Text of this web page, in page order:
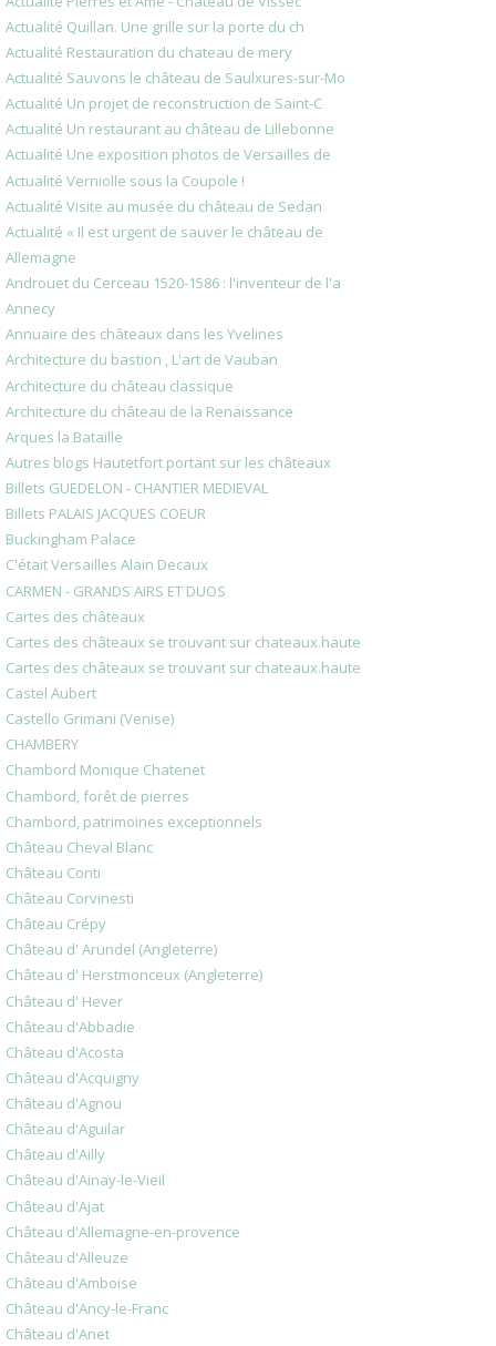
Actualité Quillan. Une grille sur la porte du ch
Actualité Restauration du chateau de mery
Actualité Sauvons le château de Saulxures-sur-Mo
Actualité Un projet de reconstruction de Saint-C
Actualité Un restaurant au château de Lillebonne
Actualité Une exposition photos de Versailles de
Actualité Verniolle sous la Coupole !
Actualité Visite au musée du château de Sedan
Actualité « Il est urgent de sauver le château de
Allemagne
Androuet du Cerceau 1520-1586 : l'inventeur de l'a
Annecy
Annuaire des châteaux dans les Yvelines
Architecture du bastion , L'art de Vauban
Architecture du château classique
Architecture du château de la Renaissance
Arques la Bataille
Autres blogs Hautetfort portant sur les châteaux
Billets GUEDELON - CHANTIER MEDIEVAL
Billets PALAIS JACQUES COEUR
Buckingham Palace
C'était Versailles Alain Decaux
CARMEN - GRANDS AIRS ET DUOS
Cartes des châteaux
Cartes des châteaux se trouvant sur chateaux.haute
Cartes des châteaux se trouvant sur chateaux.haute
Castel Aubert
Castello Grimani (Venise)
CHAMBERY
Chambord Monique Chatenet
Chambord, forêt de pierres
Chambord, patrimoines exceptionnels
Château Cheval Blanc
Château Conti
Château Corvinesti
Château Crépy
Château d' Arundel (Angleterre)
Château d' Herstmonceux (Angleterre)
Château d' Hever
Château d'Abbadie
Château d'Acosta
Château d'Acquigny
Château d'Agnou
Château d'Aguilar
Château d'Ailly
Château d'Ainay-le-Vieil
Château d'Ajat
Château d'Allemagne-en-provence
Château d'Alleuze
Château d'Amboise
Château d'Ancy-le-Franc
Château d'Anet